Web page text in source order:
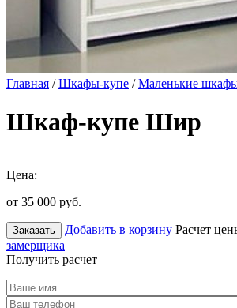
Главная /Шкафы-купе /Маленькие
Шкаф-купе Шир
Цена:
от 35 000 руб.
Заказать Добавить в корзину Расчет
замерщика
Получить расчет